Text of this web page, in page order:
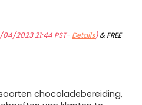
2023 21:44 PST- Details)&FREE
chocoladebereiding,